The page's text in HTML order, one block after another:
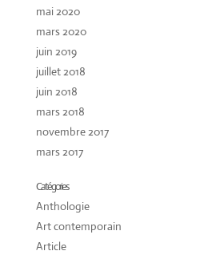
mai 2020
mars 2020
juin 2019
juillet 2018
juin 2018
mars 2018
novembre 2017
mars 2017
Catégories
Anthologie
Art contemporain
Article